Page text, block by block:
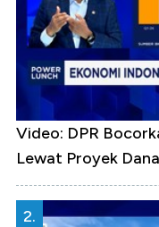
Video: DPR
Lewat Proyek
2.